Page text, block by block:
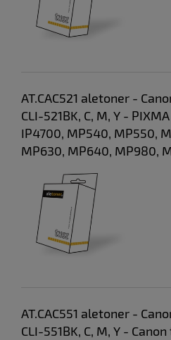
AT.CAC521 aletoner -
CLI-521BK, C, M, Y -
IP4700, MP540, MP550,
MP630, MP640, MP980,
AT.CAC551 aletoner -
CLI-551BK, C, M, Y -